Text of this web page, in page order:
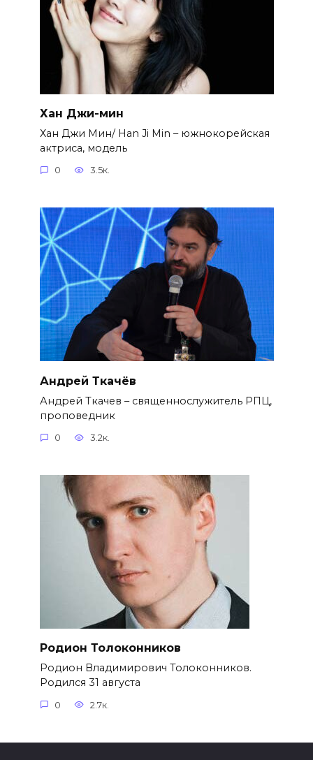
Хан Джи-мин
Хан Джи Мин/ Han Ji Min – южнокорейская
актриса, модель
0 3.5к.
Андрей Ткачёв
Андрей Ткачев – священнослужитель РПЦ,
проповедник
0 3.2к.
Родион Толоконников
Родион Владимирович Толоконников.
Родился 31 августа
0 2.7к.